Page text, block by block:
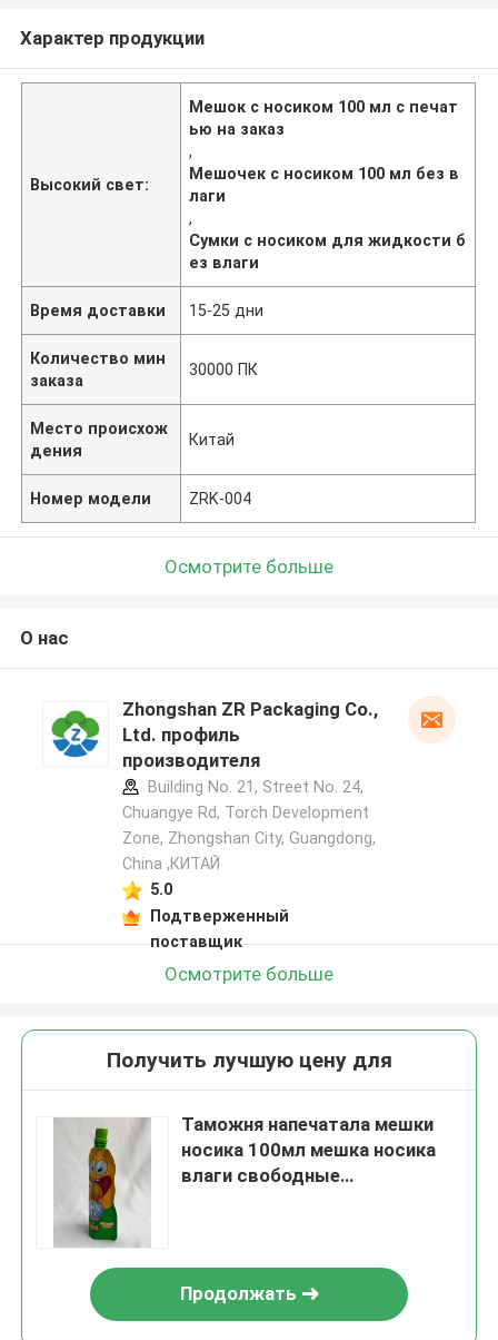
Характер продукции
Высокий свет:
Мешок с носиком 100 мл с печат
ью на заказ
,
Мешочек с носиком 100 мл без в
лаги
,
Сумки с носиком для жидкости б
ез влаги
Время доставки 15-25 дни
Количество мин
заказа
30000 ПК
Место происхож
дения
Китай
Номер модели ZRK-004
Осмотрите больше
О нас
Zhongshan ZR Packaging Co.,
Ltd. профиль
производителя
Building No. 21, Street No. 24,
Chuangye Rd, Torch Development
Zone, Zhongshan City, Guangdong,
China ,КИТАЙ
5.0
Подтверженный
поставщик
Осмотрите больше
Получить лучшую цену для
Таможня напечатала мешки
носика 100мл мешка носика
влаги свободные
Продолжать